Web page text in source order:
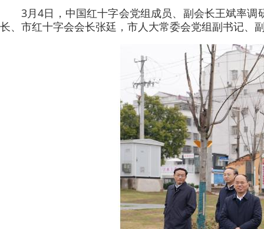
3月4日，中国红十字会党组成员、副会长王斌率
长、市红十字会会长张廷，市人大常委会党组副书记、